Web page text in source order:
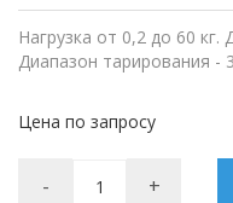
Нагрузка от 0,2 до 60 кг.
Диапазон тарирования -
Цена по запросу
- +